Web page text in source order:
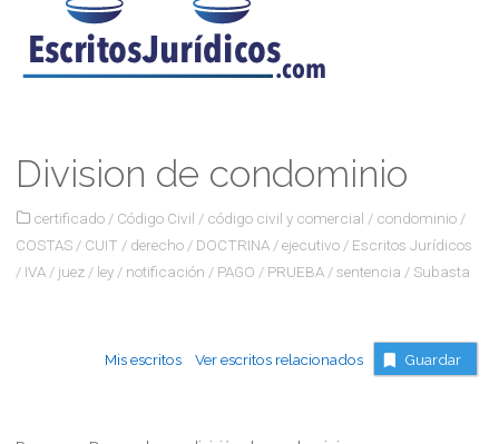
Division de condominio
certificado / Código Civil / código civil y comercial / condominio /
COSTAS / CUIT / derecho / DOCTRINA / ejecutivo / Escritos Jurídicos
/ IVA / juez / ley / notificación / PAGO / PRUEBA / sentencia / Subasta
Mis escritos Ver escritos relacionados Guardar